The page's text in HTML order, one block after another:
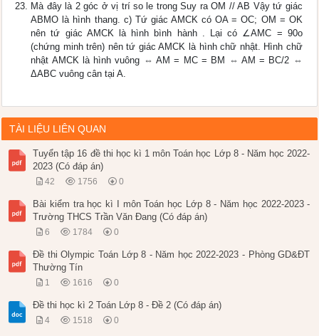
Mà đây là 2 góc ở vị trí so le trong Suy ra OM // AB Vậy tứ giác
ABMO là hình thang. c) Tứ giác AMCK có OA = OC; OM = OK
nên tứ giác AMCK là hình bình hành . Lại có ∠AMC = 90o
(chứng minh trên) nên tứ giác AMCK là hình chữ nhật. Hình chữ
nhật AMCK là hình vuông ⇔ AM = MC = BM ⇔ AM = BC/2 ⇔
ΔABC vuông cân tại A.
TÀI LIỆU LIÊN QUAN
Tuyển tập 16 đề thi học kì 1 môn Toán học Lớp 8 - Năm học 2022-
2023 (Có đáp án)
42 1756 0
Bài kiểm tra học kì I môn Toán học Lớp 8 - Năm học 2022-2023 -
Trường THCS Trần Văn Đang (Có đáp án)
6 1784 0
Đề thi Olympic Toán Lớp 8 - Năm học 2022-2023 - Phòng GD&ĐT
Thường Tín
1 1616 0
Đề thi học kì 2 Toán Lớp 8 - Đề 2 (Có đáp án)
4 1518 0